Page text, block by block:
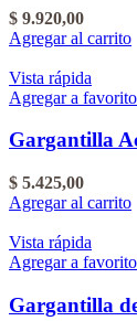
$ 9.920,00
Agregar al carrito
Vista rápida
Agregar a
Gargantilla
$ 5.425,00
Agregar al carrito
Vista rápida
Agregar a
Gargantilla